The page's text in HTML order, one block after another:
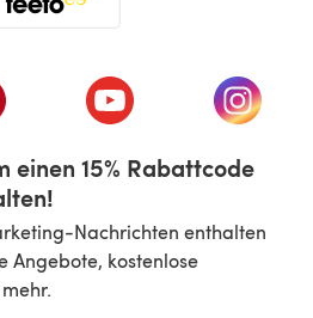
neuen Tab)
sich in einem neuen Tab)
(öffnet sich in einem
(öffnet
einen 15% Rabattcode
Nachrichten enthalten
Angebote, kostenlose